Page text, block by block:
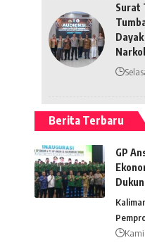
Surat
Berita Terbaru
GP